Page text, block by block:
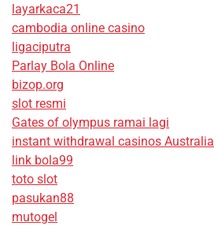
layarkaca21
cambodia online casino
ligaciputra
Parlay Bola Online
bizop.org
slot resmi
Gates of olympus ramai lagi
instant withdrawal casinos Australia
link bola99
toto slot
pasukan88
mutogel